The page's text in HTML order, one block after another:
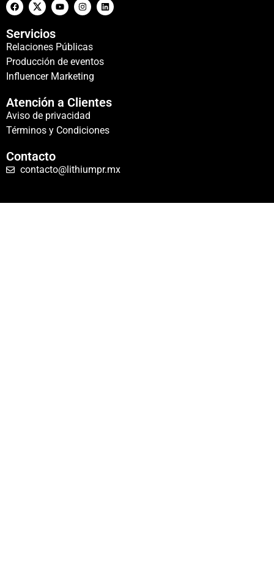
Servicios
Relaciones Públicas
Producción de eventos
Influencer Marketing
Atención a Clientes
Aviso de privacidad
Términos y Condiciones
Contacto
contacto@lithiumpr.mx